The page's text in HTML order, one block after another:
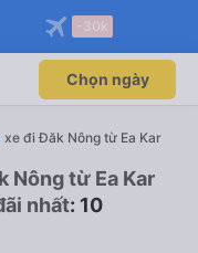
-30k
Chọn ngày
xe đi Đăk Nông từ Ea Kar
Nông từ Ea Kar
nhất: 10